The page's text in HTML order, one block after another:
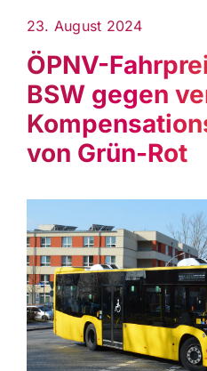
23. August 2024
ÖPNV-
BSW gegen
von Grün-Rot